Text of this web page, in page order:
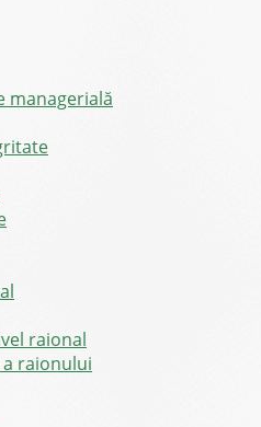
managerială
raional
raionului